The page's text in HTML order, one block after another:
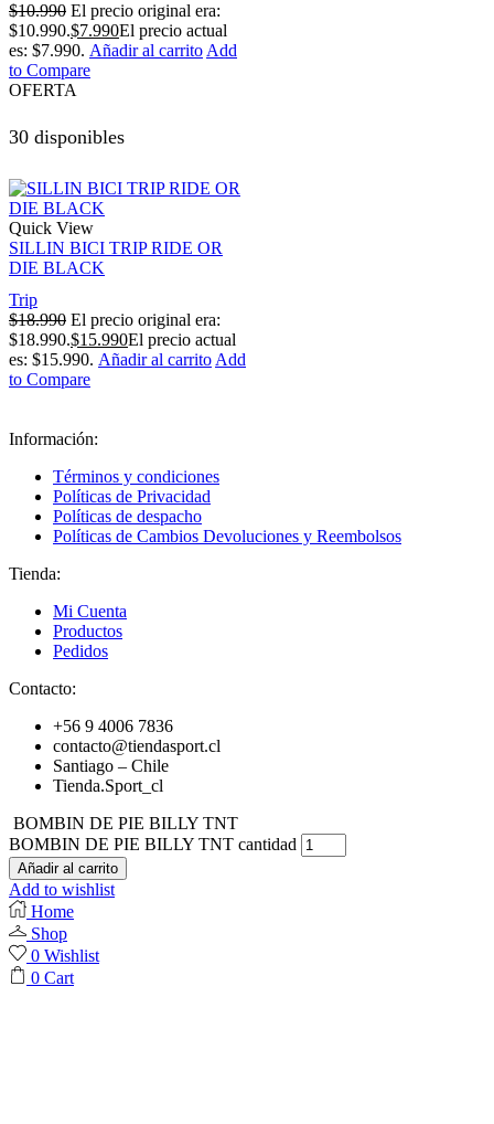
$10.990 El precio original era:
$10.990.$7.990El precio actual
es: $7.990. Añadir al carritoAdd
to Compare
OFERTA
30 disponibles
Quick View
SILLIN BICI TRIP RIDE OR
DIE BLACK
Trip
$18.990 El precio original era:
$18.990.$15.990El precio actual
es: $15.990. Añadir al carrito Add
to Compare
Información:
Términos y condiciones
Políticas de Privacidad
Políticas de despacho
Políticas de Cambios Devoluciones y Reembolsos
Tienda:
Mi Cuenta
Productos
Pedidos
Contacto:
+56 9 4006 7836
contacto@tiendasport.cl
Santiago – Chile
Tienda.Sport_cl
BOMBIN DE PIE BILLY TNT
BOMBIN DE PIE BILLY TNT cantidad
Añadir al carrito
Add to wishlist
Home
Shop
0 Wishlist
0 Cart